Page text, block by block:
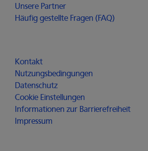
Unsere Partner
Häufig gestellte Fragen (FAQ)
Kontakt
Nutzungsbedingungen
Datenschutz
Cookie Einstellungen
Informationen zur Barrierefreiheit
Impressum